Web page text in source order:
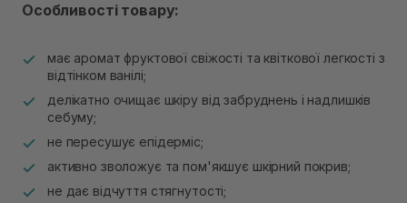
Особливості товару:
має аромат фруктової свіжості та квіткової легкості з
відтінком ванілі;
делікатно очищає шкіру від забруднень і надлишків
себуму;
не пересушує епідерміс;
активно зволожує та пом'якшує шкірний покрив;
не дає відчуття стягнутості;